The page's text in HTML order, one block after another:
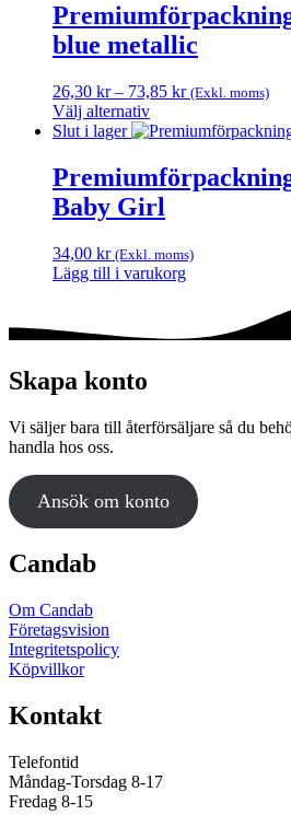
blue metallic
26,30 kr – 73,85 krPrisintervall:
till
(Exkl. moms)
Välj alternativ
Den
produkten
har
flera
De
olika
alternativen
väljas
på
Slut i lager
Baby Girl
34,00 kr (Exkl. moms)
Lägg till i varukorg
Skapa konto
Vi säljer bara till återförsäljare så du
handla hos oss.
Ansök om konto
Candab
Om Candab
Företagsvision
Integritetspolicy
Köpvillkor
Kontakt
Telefontid
Måndag-Torsdag 8-17
Fredag 8-15